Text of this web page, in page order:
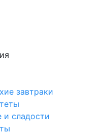
завтраки
и сладости